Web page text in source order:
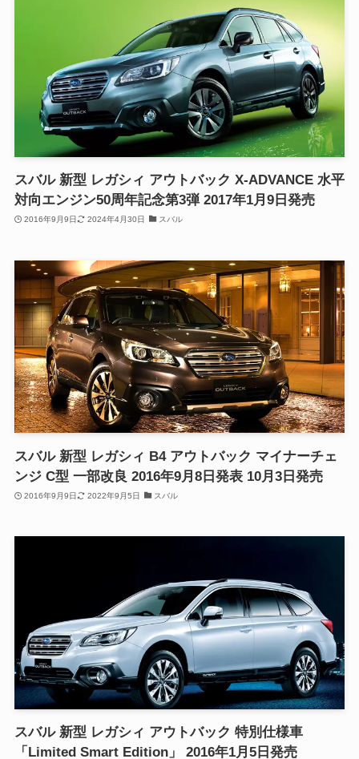
スバル 新型 レガシィ アウトバック X-ADVANCE 水平
対向エンジン50周年記念第3弾 2017年1月9日発売
2016年9月9日 2024年4月30日 スバル
スバル 新型 レガシィ B4 アウトバック マイナーチェ
ンジ C型 一部改良 2016年9月8日発表 10月3日発売
2016年9月9日 2022年9月5日 スバル
スバル 新型 レガシィ アウトバック 特別仕様車
「Limited Smart Edition」 2016年1月5日発売